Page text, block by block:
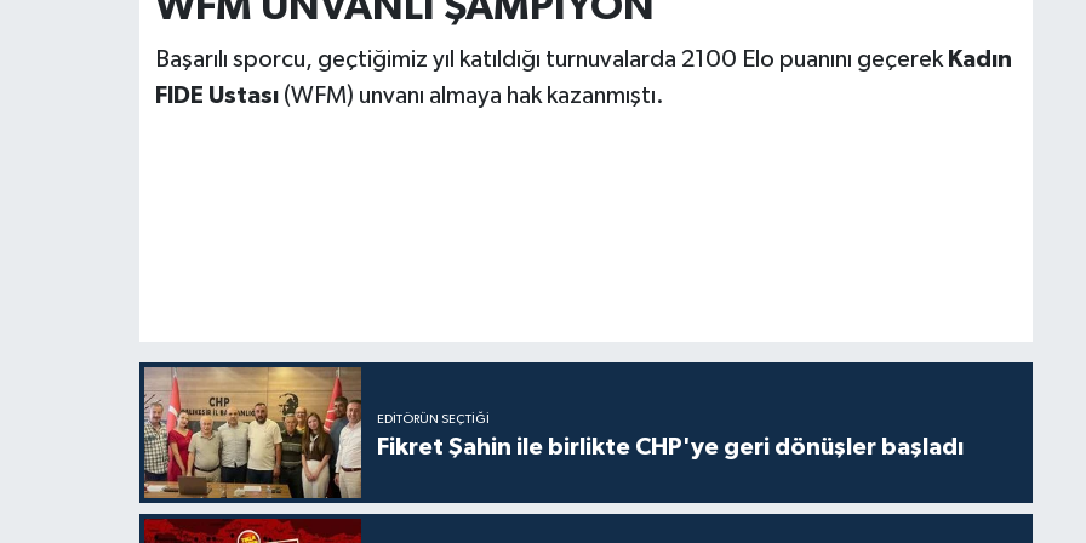
Başarılı sporcu, geçtiğimiz yıl katıldığı turnuvalarda 2100 Elo puanını geçerek Kadın
FIDE Ustası(WFM) unvanı almaya hak kazanmıştı.
EDITÖRÜN SEÇTIĞI
Fikret Şahin ile birlikte CHP'ye geri dönüşler başladı